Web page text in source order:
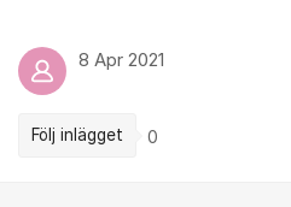
8 Apr 2021
Följ inlägget 0